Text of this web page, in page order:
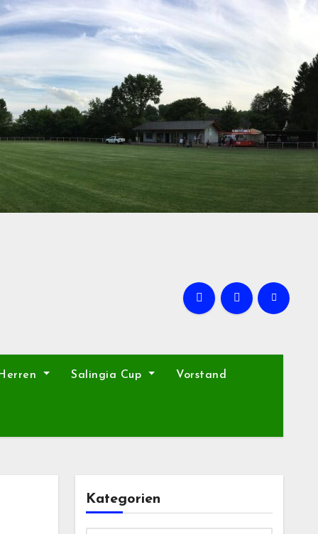
Salingia Cup Vorstand
Kategorien